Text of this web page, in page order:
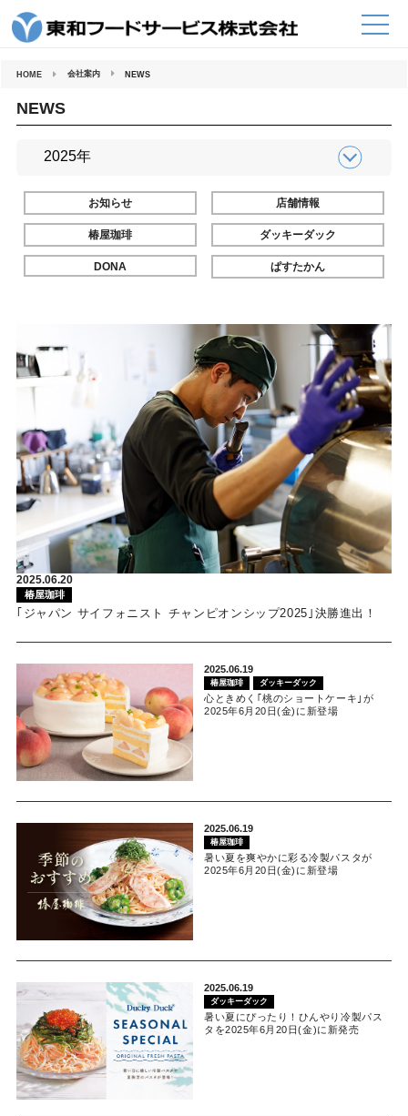
HOME 会社案内 NEWS
NEWS
お知らせ 店舗情報
椿屋珈琲 ダッキーダック
DONA ぱすたかん
2025.06.20
椿屋珈琲
｢ジャパン サイフォニスト チャンピオンシップ2025｣決勝進出！
2025.06.19
椿屋珈琲 ダッキーダック
心ときめく｢桃のショートケーキ｣が
2025年6月20日(金)に新登場
2025.06.19
椿屋珈琲
暑い夏を爽やかに彩る冷製パスタが
2025年6月20日(金)に新登場
2025.06.19
ダッキーダック
暑い夏にぴったり！ひんやり冷製パス
タを2025年6月20日(金)に新発売